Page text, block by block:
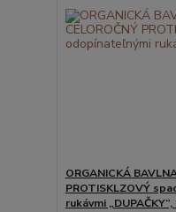
ORGANICKÁ
PROTISKLZOVÝ
rukávmi „DUPAČKY“,